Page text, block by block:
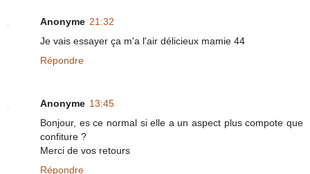
Anonyme 21:32
Je vais essayer ça m'a l'air délicieux mamie 44
Répondre
Anonyme 13:45
Bonjour, es ce normal si elle a un aspect plus compote que
confiture ?
Merci de vos retours
Répondre